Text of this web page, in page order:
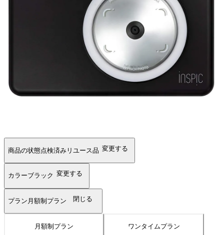
商品の状態点検済みリユース品 変更する
カラーブラック 変更する
プラン 月額制プラン 閉じる
月額制プラン ワンタイムプラン